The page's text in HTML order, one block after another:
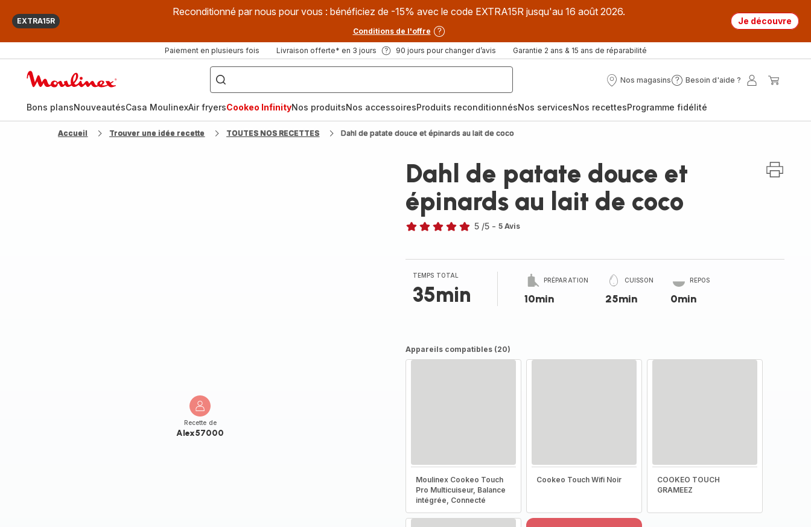
EXTRA15R
Reconditionné par nous pour vous : bénéficiez de -15% avec le code EXTRA15R jusqu'au 16 août 2026.
Conditions de l'offre
Je découvre
Paiement en plusieurs fois Livraison offerte* en 3 jours 90 jours pour changer d’avis Garantie 2 ans & 15 ans de réparabilité
["Que
recherchez-
vous
?",
fryer",
"Companion"]
Nos magasins
Nos
Besoin d'aide ?
Besoin
?
Mon
Bons plansNouveautésCasa MoulinexAir fryersCookeo InfinityNos produitsNos accessoiresProduits reconditionnésNos servicesNos recettesProgramme fidélité
Accueil Trouver une idée recette TOUTES NOS RECETTES Dahl de patate douce et épinards au lait de coco
Recette de
Alex57000
Dahl de patate douce et
épinards au lait de coco
étoiles
(moyenne)
5 /5 - 5 Avis
TEMPS TOTAL
35min
PRÉPARATION
10min
CUISSON
25min
REPOS
0min
Appareils compatibles (20)
Moulinex Cookeo Touch
Pro Multicuiseur, Balance
intégrée, Connecté
Cookeo Touch Wifi Noir
COOKEO TOUCH
GRAMEEZ